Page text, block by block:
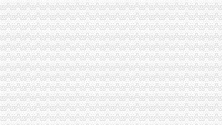
ForceDefender(FD)的小站（豆瓣音乐人）
四川风建筑装饰装修工程有限公司的地址谁知道？
成王败寇09315_新浪博客
深圳前海VS领呈商务_新浪博客
【深圳南山区企业变更|公司名称变更|公司/法人变更】-深圳赶集网
南山“e事通”方便3万新生入学_深圳新闻_全迅速的深圳资讯—
南山融资担保公司代办,办理中外合资需要资料,设立融资租赁公司
深圳内资公司注册：如何注册深圳福田/南山/罗湖公司的流程/资料/费用
南山代理记账报税流程？南山沙河代理记账工商年检深圳记账报税今
红梅王十朋-搜百科
南山区推出“e事通”新生入学核验省事了|新生|入学_凤凰资讯
南山“e事通”方便3万新生入学|群众路线|新生_凤凰资讯